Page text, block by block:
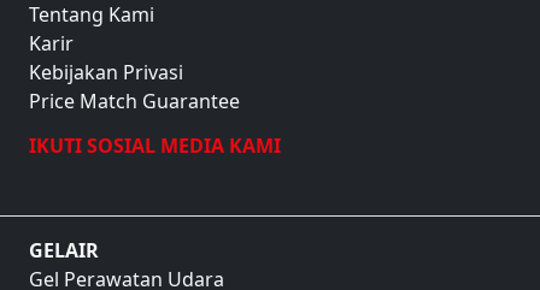
Tentang Kami
Karir
Kebijakan Privasi
Price Match Guarantee
IKUTI SOSIAL MEDIA KAMI
GELAIR
Gel Perawatan Udara